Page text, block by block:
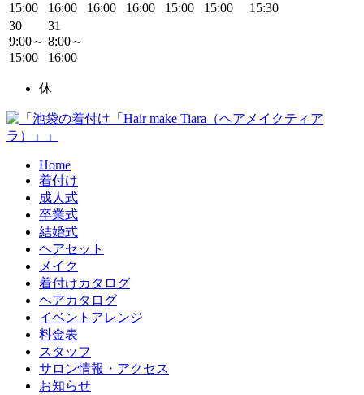
15:00
16:00
16:00
16:00
15:00
15:00
15:30
30
9:00～
15:00
31
8:00～
16:00
休
Home
着付け
成人式
卒業式
結婚式
ヘアセット
メイク
着付けカタログ
ヘアカタログ
イベントアレンジ
料金表
スタッフ
サロン情報・アクセス
お知らせ